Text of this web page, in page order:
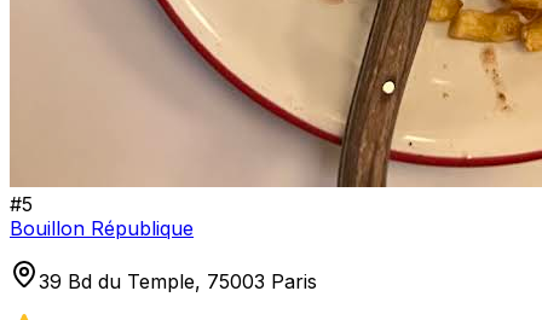
#5
Bouillon République
39 Bd du Temple, 75003 Paris